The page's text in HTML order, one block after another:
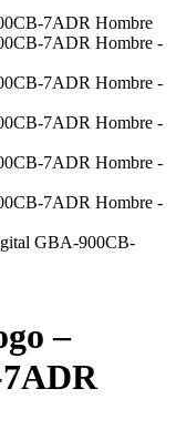
GBA-900CB-
–